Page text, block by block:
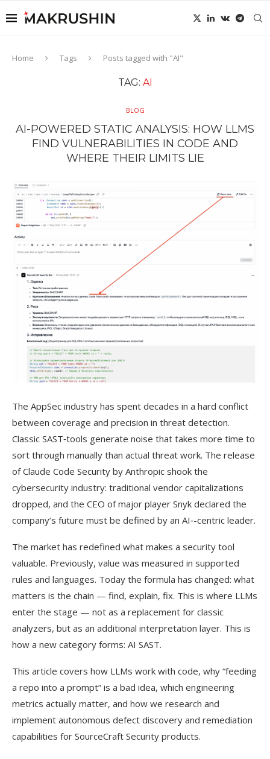
Home Tags Posts tagged with "AI"
TAG: AI
BLOG
AI-POWERED STATIC ANALYSIS: HOW LLMS
FIND VULNERABILITIES IN CODE AND
WHERE THEIR LIMITS LIE
The AppSec industry has spent decades in a hard conflict
between coverage and precision in threat detection.
Classic SAST‑tools generate noise that takes more time to
sort through manually than actual threat work. The release
of Claude Code Security by Anthropic shook the
cybersecurity industry: traditional vendor capitalizations
dropped, and the CEO of major player Snyk declared the
company’s future must be defined by an AI‑-centric leader.
The market has redefined what makes a security tool
valuable. Previously, value was measured in supported
rules and languages. Today the formula has changed: what
matters is the chain — find, explain, fix. This is where LLMs
enter the stage — not as a replacement for classic
analyzers, but as an additional interpretation layer. This is
how a new category forms: AI SAST.
This article covers how LLMs work with code, why “feeding
a repo into a prompt” is a bad idea, which engineering
metrics actually matter, and how we research and
implement autonomous defect discovery and remediation
capabilities for SourceCraft Security products.